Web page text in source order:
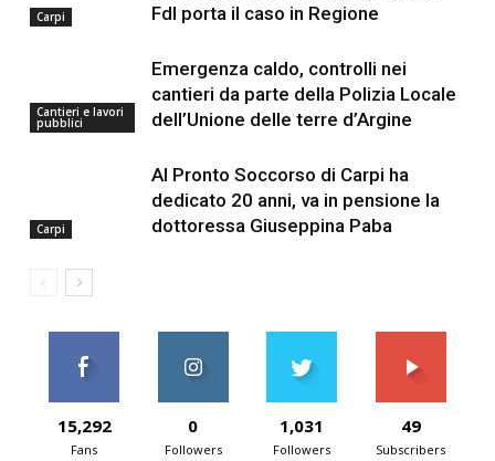
Carpi
FdI porta il caso in Regione
Cantieri e lavori
pubblici
Emergenza caldo, controlli nei
cantieri da parte della Polizia Locale
dell’Unione delle terre d’Argine
Carpi
Al Pronto Soccorso di Carpi ha
dedicato 20 anni, va in pensione la
dottoressa Giuseppina Paba
15,292
Fans
0
Followers
1,031
Followers
49
Subscribers